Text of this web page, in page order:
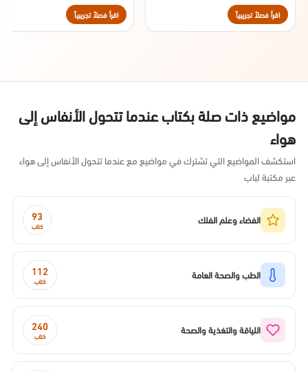
اقرأ فصلاً تجريبياً اقرأ فصلاً تجريبياً
مواضيع ذات صلة بكتاب عندما تتحول الأنفاس إلى
هواء
استكشف المواضيع التي تشترك في مواضيع مع عندما تتحول الأنفاس إلى هواء
عبر مكتبة لباب
الفضاء وعلم الفلك 93
كتاب
الطب والصحة العامة 112
كتاب
اللياقة والتغذية والصحة 240
كتاب